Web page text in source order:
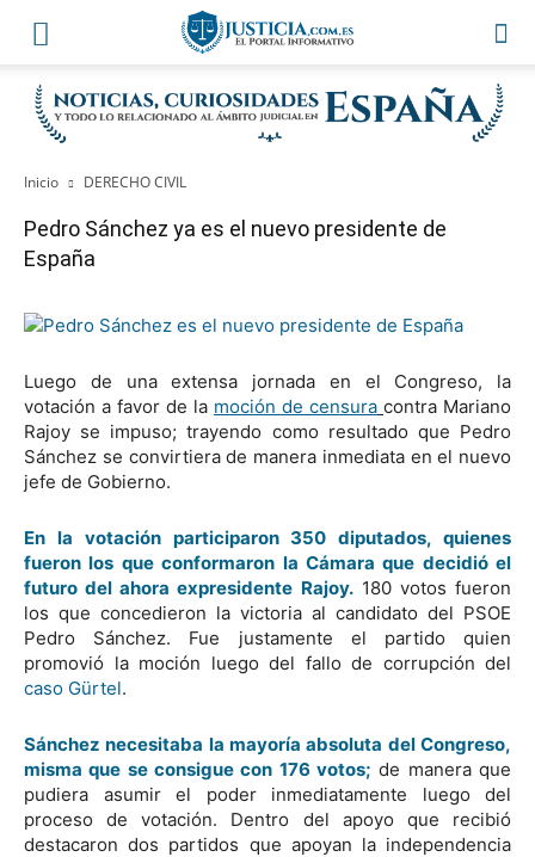
Inicio DERECHO CIVIL
Pedro Sánchez ya es el nuevo presidente de
España
Luego de una extensa jornada en el Congreso, la
votación a favor de la moción de censura contra Mariano
Rajoy se impuso; trayendo como resultado que Pedro
Sánchez se convirtiera de manera inmediata en el nuevo
jefe de Gobierno.
En la votación participaron 350 diputados, quienes
fueron los que conformaron la Cámara que decidió el
futuro del ahora expresidente Rajoy.180 votos fueron
los que concedieron la victoria al candidato del PSOE
Pedro Sánchez. Fue justamente el partido quien
promovió la moción luego del fallo de corrupción del
caso Gürtel.
Sánchez necesitaba la mayoría absoluta del Congreso,
misma que se consigue con 176 votos; de manera que
pudiera asumir el poder inmediatamente luego del
proceso de votación. Dentro del apoyo que recibió
destacaron dos partidos que apoyan la independencia